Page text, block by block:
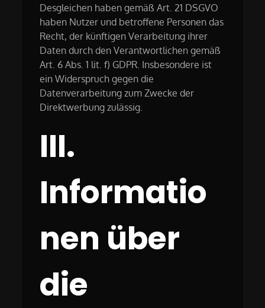
Desgleichen haben gemäß Art. 21 DSGVO
haben Nutzer und betroffene Personen das
Recht, der künftigen Verarbeitung ihrer
Daten durch den Verantwortlichen gemäß
Art. 6 Abs. 1 lit. f) GDPR. Insbesondere ist
ein Widerspruch gegen die
Datenverarbeitung zum Zwecke der
Direktwerbung zulässig.
III.
Informatio
nen über
die